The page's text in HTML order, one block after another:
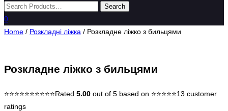
0
Home / Розкладні ліжка / Розкладне ліжко з бильцями
Розкладне ліжко з бильцями
Rated 5.00 out of 5 based on 13 customer
ratings